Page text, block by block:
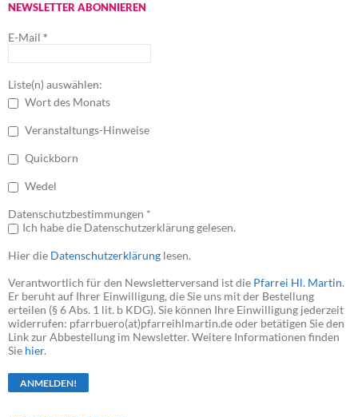
NEWSLETTER ABONNIEREN
E-Mail *
Liste(n) auswählen:
Wort des Monats
Veranstaltungs-Hinweise
Quickborn
Wedel
Datenschutzbestimmungen *
Ich habe die Datenschutzerklärung gelesen.
Hier die Datenschutzerklärung lesen.
Verantwortlich für den Newsletterversand ist die Pfarrei Hl. Martin.
Er beruht auf Ihrer Einwilligung, die Sie uns mit der Bestellung
erteilen (§ 6 Abs. 1 lit. b KDG). Sie können Ihre Einwilligung jederzeit
widerrufen: pfarrbuero(at)pfarreihlmartin.de oder betätigen Sie den
Link zur Abbestellung im Newsletter. Weitere Informationen finden
Sie hier.